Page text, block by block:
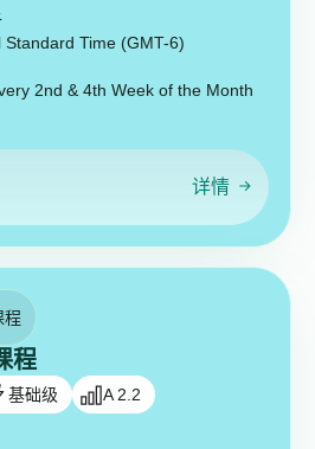
Time (GMT-6)
2nd & 4th Week of the Month
详情
程
程
基础级 A 2.2